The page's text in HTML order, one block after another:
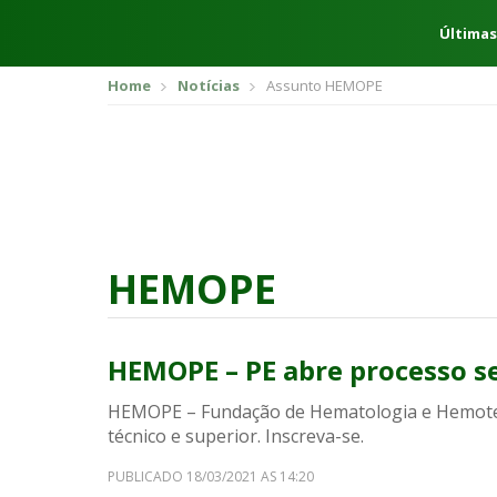
Home Notícias Assunto HEMOPE
HEMOPE
HEMOPE – PE abre processo
HEMOPE – Fundação de Hematologia e
técnico e superior. Inscreva-se.
PUBLICADO 18/03/2021 AS 14:20